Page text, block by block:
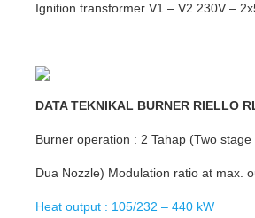
Ignition transformer V1 – V2 230V –
DATA TEKNIKAL BURNER RIELLO
Burner operation : 2 Tahap (Two stage
Dua Nozzle) Modulation ratio at max.
Heat output : 105/232 – 440 kW